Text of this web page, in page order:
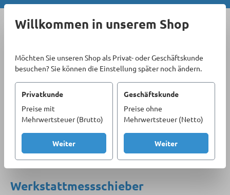
Zum Hauptinhalt springen
Willkommen in unserem Shop
Möchten Sie unseren Shop als Privat- oder Geschäftskunde
besuchen? Sie können die Einstellung später noch ändern.
Privatkunde
Preise mit
Mehrwertsteuer (Brutto)
Weiter
Geschäftskunde
Preise ohne
Mehrwertsteuer (Netto)
Weiter
Sortiment
Messmittel
Messschieber
Werkstattmessschieber
Werkstattmessschieber